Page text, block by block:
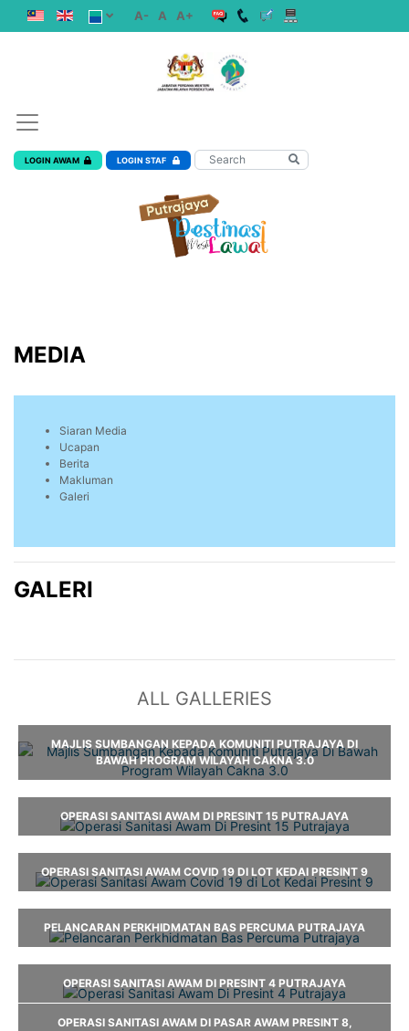
A- A A+
LOGIN AWAM LOGIN STAF
MEDIA
Siaran Media
Ucapan
Berita
Makluman
Galeri
GALERI
ALL GALLERIES
MAJLIS SUMBANGAN KEPADA KOMUNITI PUTRAJAYA DI
BAWAH PROGRAM WILAYAH CAKNA 3.0
OPERASI SANITASI AWAM DI PRESINT 15 PUTRAJAYA
OPERASI SANITASI AWAM COVID 19 DI LOT KEDAI PRESINT 9
PELANCARAN PERKHIDMATAN BAS PERCUMA PUTRAJAYA
OPERASI SANITASI AWAM DI PRESINT 4 PUTRAJAYA
OPERASI SANITASI AWAM DI PASAR AWAM PRESINT 8,